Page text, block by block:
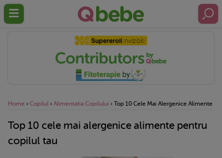
Home › Copilul › Alimentatia Copilului › Top 10 Cele Mai Alergenice Alimente
Top 10 cele mai alergenice alimente pentru
copilul tau